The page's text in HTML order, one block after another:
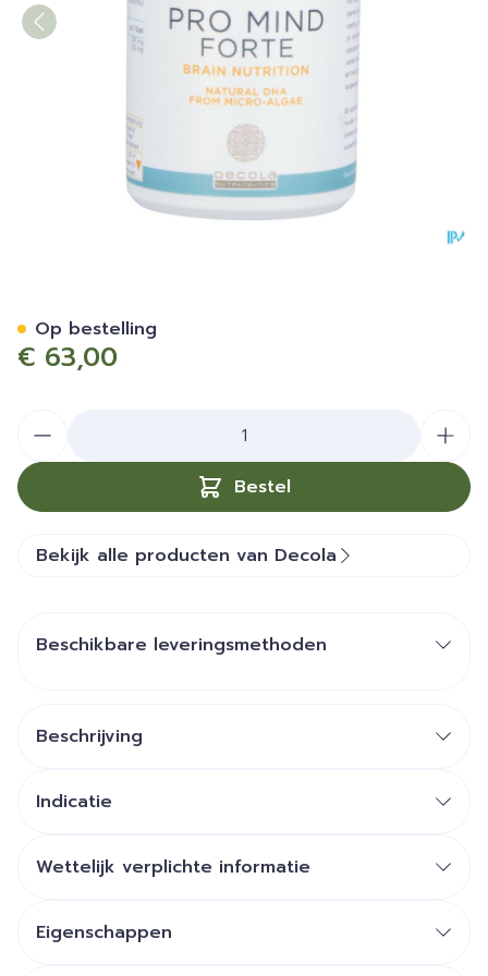
€ 63,00
Bestel
Op bestelling
Bekijk alle producten van Decola
Beschikbare leveringsmethoden
Beschrijving
Indicatie
Wettelijk verplichte informatie
Eigenschappen